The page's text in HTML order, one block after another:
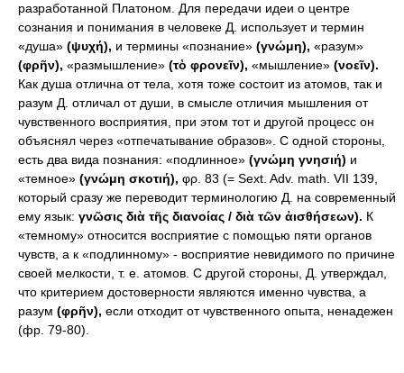
разработанной Платоном. Для передачи идеи о центре
сознания и понимания в человеке Д. использует и термин
«душа» (ψυχή), и термины «познание» (γνώμη), «разум»
(φρῆν), «размышление» (τὸ φρονεῖν), «мышление» (νοεῖν).
Как душа отлична от тела, хотя тоже состоит из атомов, так и
разум Д. отличал от души, в смысле отличия мышления от
чувственного восприятия, при этом тот и другой процесс он
объяснял через «отпечатывание образов». С одной стороны,
есть два вида познания: «подлинное» (γνώμη γνησιή) и
«темное» (γνώμη σκοτιή), φρ. 83 (= Sext. Adv. math. VII 139,
который сразу же переводит терминологию Д. на современный
ему язык: γνῶσις διὰ τῆς διανοίας / διὰ τῶν ἀισθήσεων). К
«темному» относится восприятие с помощью пяти органов
чувств, а к «подлинному» - восприятие невидимого по причине
своей мелкости, т. е. атомов. С другой стороны, Д. утверждал,
что критерием достоверности являются именно чувства, а
разум (φρῆν), если отходит от чувственного опыта, ненадежен
(фр. 79-80).